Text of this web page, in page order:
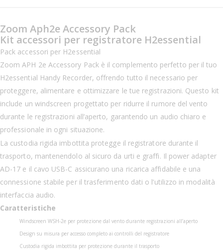
Zoom Aph2e Accessory Pack
Kit accessori per registratore H2essential
Pack accessori per H2essential
Zoom APH 2e Accessory Pack è il complemento perfetto per il tuo
H2essential Handy Recorder, offrendo tutto il necessario per
proteggere, alimentare e ottimizzare le tue registrazioni. Questo kit
include un windscreen progettato per ridurre il rumore del vento
durante le registrazioni all’aperto, garantendo un audio chiaro e
professionale in ogni situazione.
La custodia rigida imbottita protegge il registratore durante il
trasporto, mantenendolo al sicuro da urti e graffi. Il power adapter
AD-17 e il cavo USB-C assicurano una ricarica affidabile e una
connessione stabile per il trasferimento dati o l’utilizzo in modalità
interfaccia audio.
Caratteristiche
Windscreen WSH-2e per protezione dal vento durante registrazioni all’aperto
Design su misura per accesso completo ai controlli del registratore
Custodia rigida imbottita per protezione durante il trasporto